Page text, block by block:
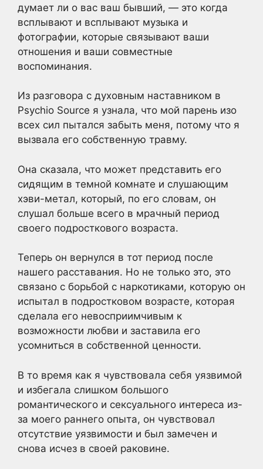
думает ли о вас ваш бывший, — это когда
всплывают и всплывают музыка и
фотографии, которые связывают ваши
отношения и ваши совместные
воспоминания.
Из разговора с духовным наставником в
Psychio Source я узнала, что мой парень изо
всех сил пытался забыть меня, потому что я
вызвала его собственную травму.
Она сказала, что может представить его
сидящим в темной комнате и слушающим
хэви-метал, который, по его словам, он
слушал больше всего в мрачный период
своего подросткового возраста.
Теперь он вернулся в тот период после
нашего расставания. Но не только это, это
связано с борьбой с наркотиками, которую он
испытал в подростковом возрасте, которая
сделала его невосприимчивым к
возможности любви и заставила его
усомниться в собственной ценности.
В то время как я чувствовала себя уязвимой
и избегала слишком большого
романтического и сексуального интереса из-
за моего раннего опыта, он чувствовал
отсутствие уязвимости и был замечен и
снова исчез в своей раковине.